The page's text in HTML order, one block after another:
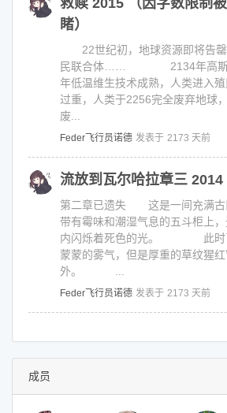
救赎 2015 （因字数限制
睹）
22世纪初，地球资源即将告罄
民联合体…… 2134年高斯喷
年低温维生技术成熟，人类进入
过重，人类于2256完全废弃地球
废...
Feder飞行员诺德 发表于 2173 天前
流放到瓦尔哈拉章三 2014
第二章已遗失 这是一间充满古
带有霉味和潮湿气息的五斗柜上
内闪烁着死色的光。 此时已
蒙蒙的雾气，但是厚重的草纹猩
外。 ...
Feder飞行员诺德 发表于 2173 天前
成员